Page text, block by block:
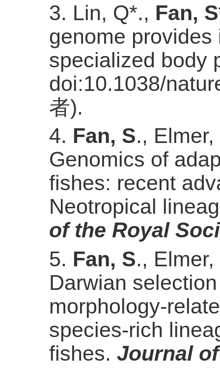
3. Lin, Q*., Fan,
genome
specialized body
doi:10.1038/
者).
4. Fan, S.,
Genomics of
fishes: recent
Neotropical
of the Royal
5. Fan, S.,
Darwian
morphology-
species-rich
fishes. Journal